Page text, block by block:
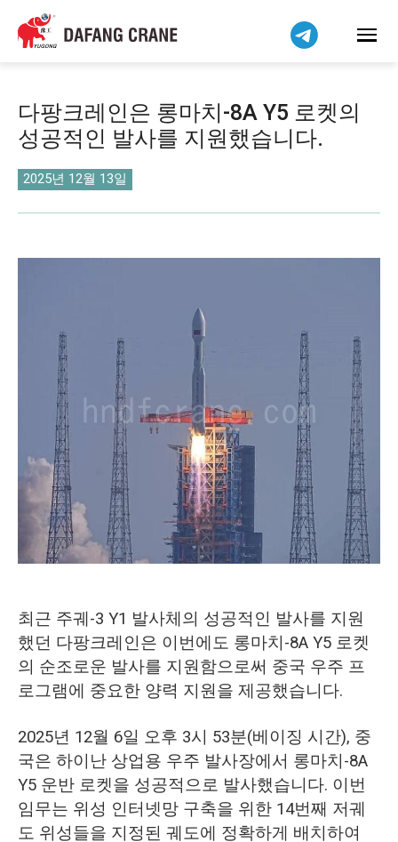
다팡크레인은 롱마치-8A Y5 로켓의
성공적인 발사를 지원했습니다.
2025년 12월 13일
최근 주궤-3 Y1 발사체의 성공적인 발사를 지원
했던 다팡크레인은 이번에도 롱마치-8A Y5 로켓
의 순조로운 발사를 지원함으로써 중국 우주 프
로그램에 중요한 양력 지원을 제공했습니다.
2025년 12월 6일 오후 3시 53분(베이징 시간), 중
국은 하이난 상업용 우주 발사장에서 롱마치-8A
Y5 운반 로켓을 성공적으로 발사했습니다. 이번
임무는 위성 인터넷망 구축을 위한 14번째 저궤
도 위성들을 지정된 궤도에 정확하게 배치하여
Bahasa Indonesia
Bahasa Melayu
বাংলা
فارسی
Pilipino
اردو
Čeština
Dansk
O‘zbekcha